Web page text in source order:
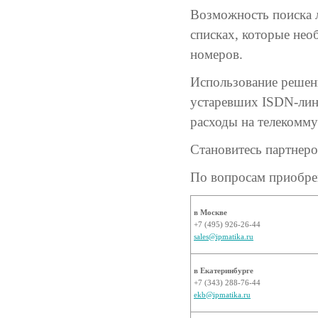
Возможность поиска
списках, которые
номеров.
Использование
устаревших ISDN-
расходы на
Становитесь
По вопросам
в Москве
+7 (495) 926-26-44
sales@ipmatika.ru
в Екатеринбурге
+7 (343) 288-76-44
ekb@ipmatika.ru